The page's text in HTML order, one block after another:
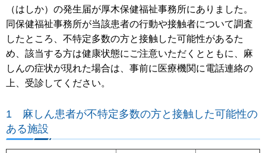
（はしか）の発生届が厚木保健福祉事務所にありました。
同保健福祉事務所が当該患者の行動や接触者について調査
したところ、不特定多数の方と接触した可能性があるた
め、該当する方は健康状態にご注意いただくとともに、麻
しんの症状が現れた場合は、事前に医療機関に電話連絡の
上、受診してください。
1 麻しん患者が不特定多数の方と接触した可能性の
ある施設